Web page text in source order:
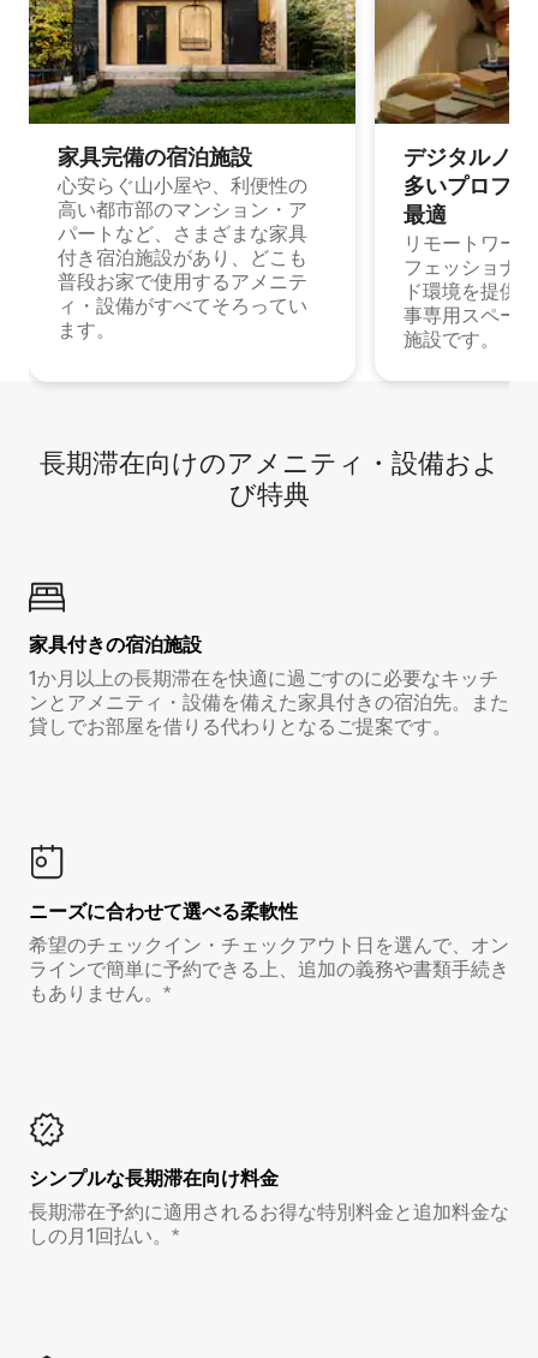
家具完備の宿⁠泊⁠施⁠設
心安らぐ山小屋や、利便性の
高い都市部のマンション・ア
パートなど、さまざまな家具
付き宿泊施設があり、どこも
普段お家で使用するアメニテ
ィ・設備がすべてそろってい
ます。
デジタルノ
多⁠いプ⁠ロ⁠フ⁠
最⁠適
リモートワー
フェッショナ
ド環境を提供
事専用スペー
施設です。
長期滞在向け⁠のア⁠メ⁠ニ⁠テ⁠ィ⁠・設⁠備⁠およ
び特⁠典
家具付き⁠の宿⁠泊⁠施⁠設
1か月以上の長期滞在を快適に過ごすのに必要なキッチ
ンとアメニティ・設備を備えた家具付きの宿泊先。また
貸しでお部屋を借りる代わりとなるご提案です。
ニーズに合わせて選べる柔軟性
希望のチェックイン・チェックアウト日を選んで、オン
ラインで簡単に予約できる上、追加の義務や書類手続き
もありません。*
シンプルな長期滞在向け料金
長期滞在予約に適用されるお得な特別料金と追加料金な
しの月1回払い。*